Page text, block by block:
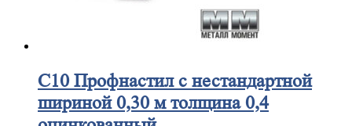
С10Профнастил с нестандартной
шириной 0,30 м толщина 0,4